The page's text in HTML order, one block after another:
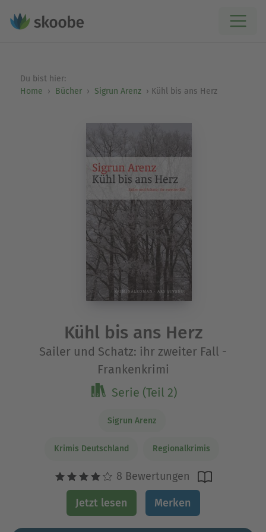
Du bist hier:
Home
Bücher Sigrun Arenz Kühl bis ans Herz
Kühl bis ans Herz
Sailer und Schatz: ihr zweiter Fall -
Frankenkrimi
Serie (Teil 2)
Sigrun Arenz
Krimis Deutschland Regionalkrimis
8 Bewertungen
Jetzt lesen Merken